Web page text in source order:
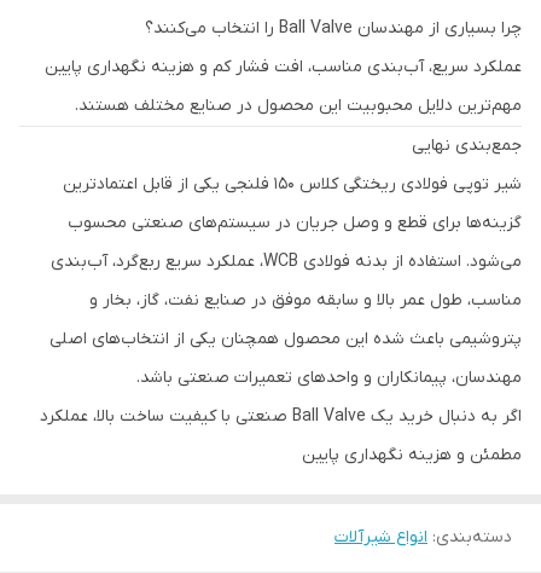
چرا بسیاری از مهندسان Ball Valve را انتخاب می‌کنند؟
عملکرد سریع، آب‌بندی مناسب، افت فشار کم و هزینه نگهداری پایین
مهم‌ترین دلایل محبوبیت این محصول در صنایع مختلف هستند.
جمع‌بندی نهایی
شیر توپی فولادی ریختگی کلاس 150 فلنجی یکی از قابل اعتمادترین
گزینه‌ها برای قطع و وصل جریان در سیستم‌های صنعتی محسوب
می‌شود. استفاده از بدنه فولادی WCB، عملکرد سریع ربع‌گرد، آب‌بندی
مناسب، طول عمر بالا و سابقه موفق در صنایع نفت، گاز، بخار و
پتروشیمی باعث شده این محصول همچنان یکی از انتخاب‌های اصلی
مهندسان، پیمانکاران و واحدهای تعمیرات صنعتی باشد.
اگر به دنبال خرید یک Ball Valve صنعتی با کیفیت ساخت بالا، عملکرد
مطمئن و هزینه نگهداری پایین
دسته‌بندی: انواع شیرآلات